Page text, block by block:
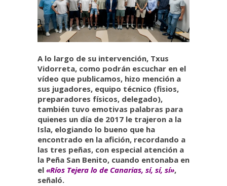
A lo largo de su intervención, Txus
Vidorreta, como podrán escuchar en el
vídeo que publicamos, hizo mención a
sus jugadores, equipo técnico (fisios,
preparadores físicos, delegado),
también tuvo emotivas palabras para
quienes un día de 2017 le trajeron a la
Isla, elogiando lo bueno que ha
encontrado en la afición, recordando a
las tres peñas, con especial atención a
la Peña San Benito, cuando entonaba en
el «Ríos Tejera lo de Canarias, sí, sí, sí»,
señaló.